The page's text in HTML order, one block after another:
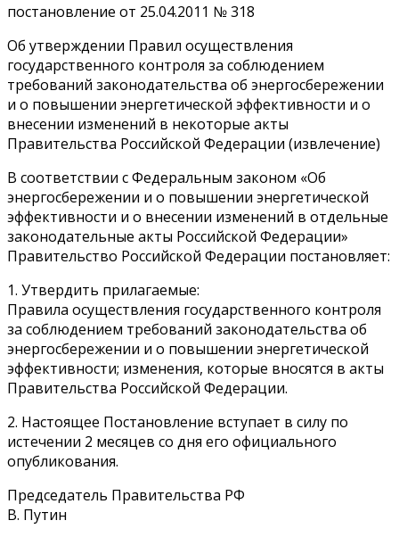
постановление от 25.04.2011 № 318
Об утверждении Правил осуществления
государственного контроля за соблюдением
требований законодательства об энергосбережении
и о повышении энергетической эффективности и о
внесении изменений в некоторые акты
Правительства Российской Федерации (извлечение)
В соответствии с Федеральным законом «Об
энергосбережении и о повышении энергетической
эффективности и о внесении изменений в отдельные
законодательные акты Российской Федерации»
Правительство Российской Федерации постановляет:
1. Утвердить прилагаемые:
Правила осуществления государственного контроля
за соблюдением требований законодательства об
энергосбережении и о повышении энергетической
эффективности; изменения, которые вносятся в акты
Правительства Российской Федерации.
2. Настоящее Постановление вступает в силу по
истечении 2 месяцев со дня его официального
опубликования.
Председатель Правительства РФ
В. Путин